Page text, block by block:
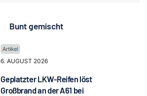
Bunt gemischt
6. AUGUST 2026
Geplatzter LKW-Reifen löst
Großbrand an der A61 bei